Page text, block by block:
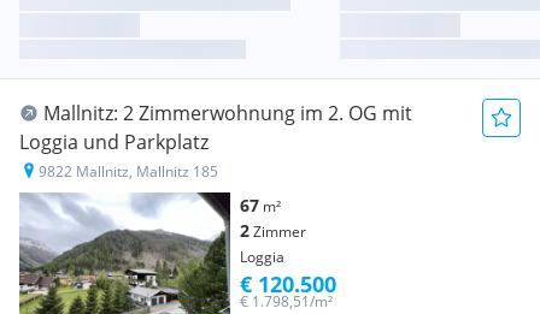
Mallnitz: 2 Zimmerwohnung im 2. OG mit
Loggia und Parkplatz
9822 Mallnitz, Mallnitz 185
67 m²
2Zimmer
Loggia
€ 1.798,51/m²
€ 120.500